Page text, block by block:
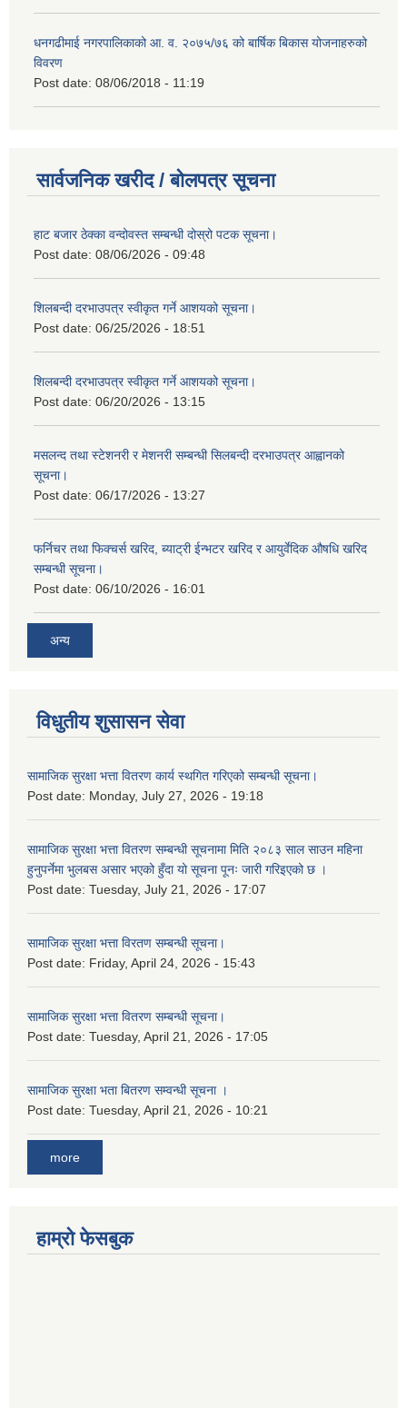
धनगढीमाई नगरपालिकाको आ. व. २०७५/७६ को बार्षिक बिकास योजनाहरुको
विवरण
Post date: 08/06/2018 - 11:19
सार्वजनिक खरीद / बोलपत्र सूचना
हाट बजार ठेक्का वन्दोवस्त सम्बन्धी दोस्रो पटक सूचना।
Post date: 08/06/2026 - 09:48
शिलबन्दी दरभाउपत्र स्वीकृत गर्ने आशयको सूचना।
Post date: 06/25/2026 - 18:51
शिलबन्दी दरभाउपत्र स्वीकृत गर्ने आशयको सूचना।
Post date: 06/20/2026 - 13:15
मसलन्द तथा स्टेशनरी र मेशनरी सम्बन्धी सिलबन्दी दरभाउपत्र आह्वानको
सूचना।
Post date: 06/17/2026 - 13:27
फर्निचर तथा फिक्चर्स खरिद, ब्याट‍्री ईन्भटर खरिद र आयुर्वेदिक औषधि खरिद
सम्बन्धी सूचना।
Post date: 06/10/2026 - 16:01
अन्य
विधुतीय शुसासन सेवा
सामाजिक सुरक्षा भत्ता वितरण कार्य स्थगित गरिएको सम्बन्धी सूचना।
Post date: Monday, July 27, 2026 - 19:18
सामाजिक सुरक्षा भत्ता वितरण सम्बन्धी सूचनामा मिति २०८३ साल साउन महिना
हुनुपर्नेमा भुलबस असार भएको हुँदा यो सूचना पूनः जारी गरिइएको छ ।
Post date: Tuesday, July 21, 2026 - 17:07
सामाजिक सुरक्षा भत्ता विरतण सम्बन्धी सूचना।
Post date: Friday, April 24, 2026 - 15:43
सामाजिक सुरक्षा भत्ता वितरण सम्‍बन्धी सूचना।
Post date: Tuesday, April 21, 2026 - 17:05
सामाजिक सुरक्षा भता बितरण सम्वन्धी सूचना ।
Post date: Tuesday, April 21, 2026 - 10:21
more
हाम्रो फेसबुक